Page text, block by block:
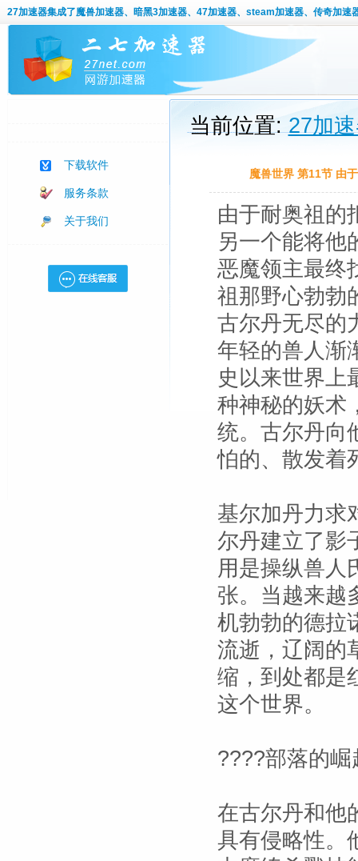
27加速器集成了魔兽加速器、暗黑3加速器、47加速器、steam加速器、传奇加速
下载软件
服务条款
关于我们
当前位置:27加
魔兽世界 第11节 由
由于耐奥祖的
另一个能将他
恶魔领主最终
祖那野心勃勃
古尔丹无尽的
年轻的兽人渐
史以来世界上
种神秘的妖术
统。古尔丹向
怕的、散发着
基尔加丹力求
尔丹建立了影
用是操纵兽人
张。当越来越
机勃勃的德拉
流逝，辽阔的
缩，到处都是
这个世界。
????部落的崛
在古尔丹和他
具有侵略性。